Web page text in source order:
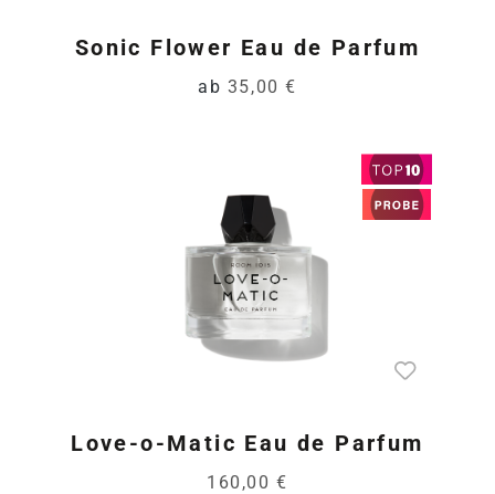
Sonic Flower Eau de Parfum
ab 35,00 €
Love-o-Matic Eau de Parfum
160,00 €